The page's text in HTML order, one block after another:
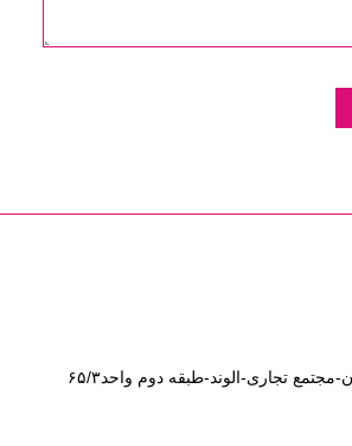
مجتمع تجاری-الوند-طبقه دوم واحد۶ ۵/۳